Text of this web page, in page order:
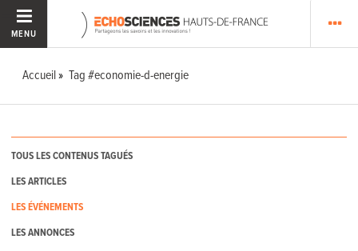
MENU
Accueil Tag #economie-d-energie
TOUS LES CONTENUS TAGUÉS
LES ARTICLES
LES ÉVÉNEMENTS
LES ANNONCES